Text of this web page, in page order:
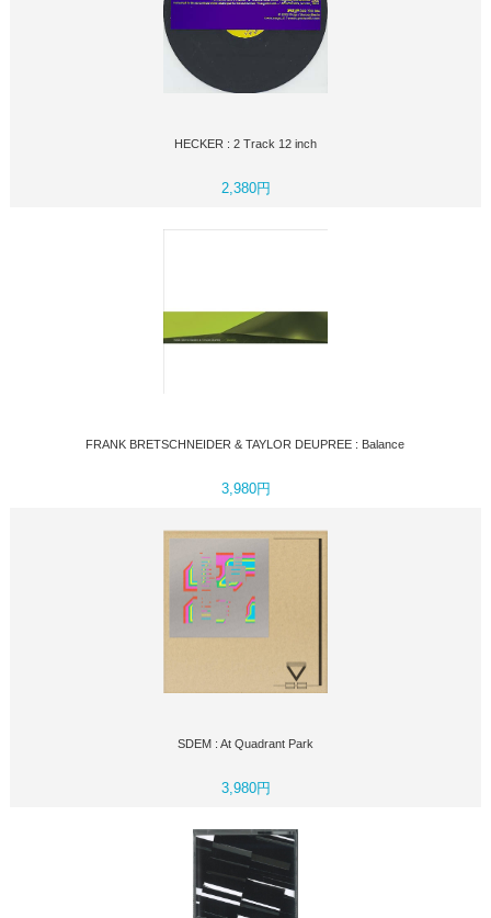
HECKER : 2 Track 12 inch
2,380円
FRANK BRETSCHNEIDER & TAYLOR DEUPREE : Balance
3,980円
SDEM : At Quadrant Park
3,980円